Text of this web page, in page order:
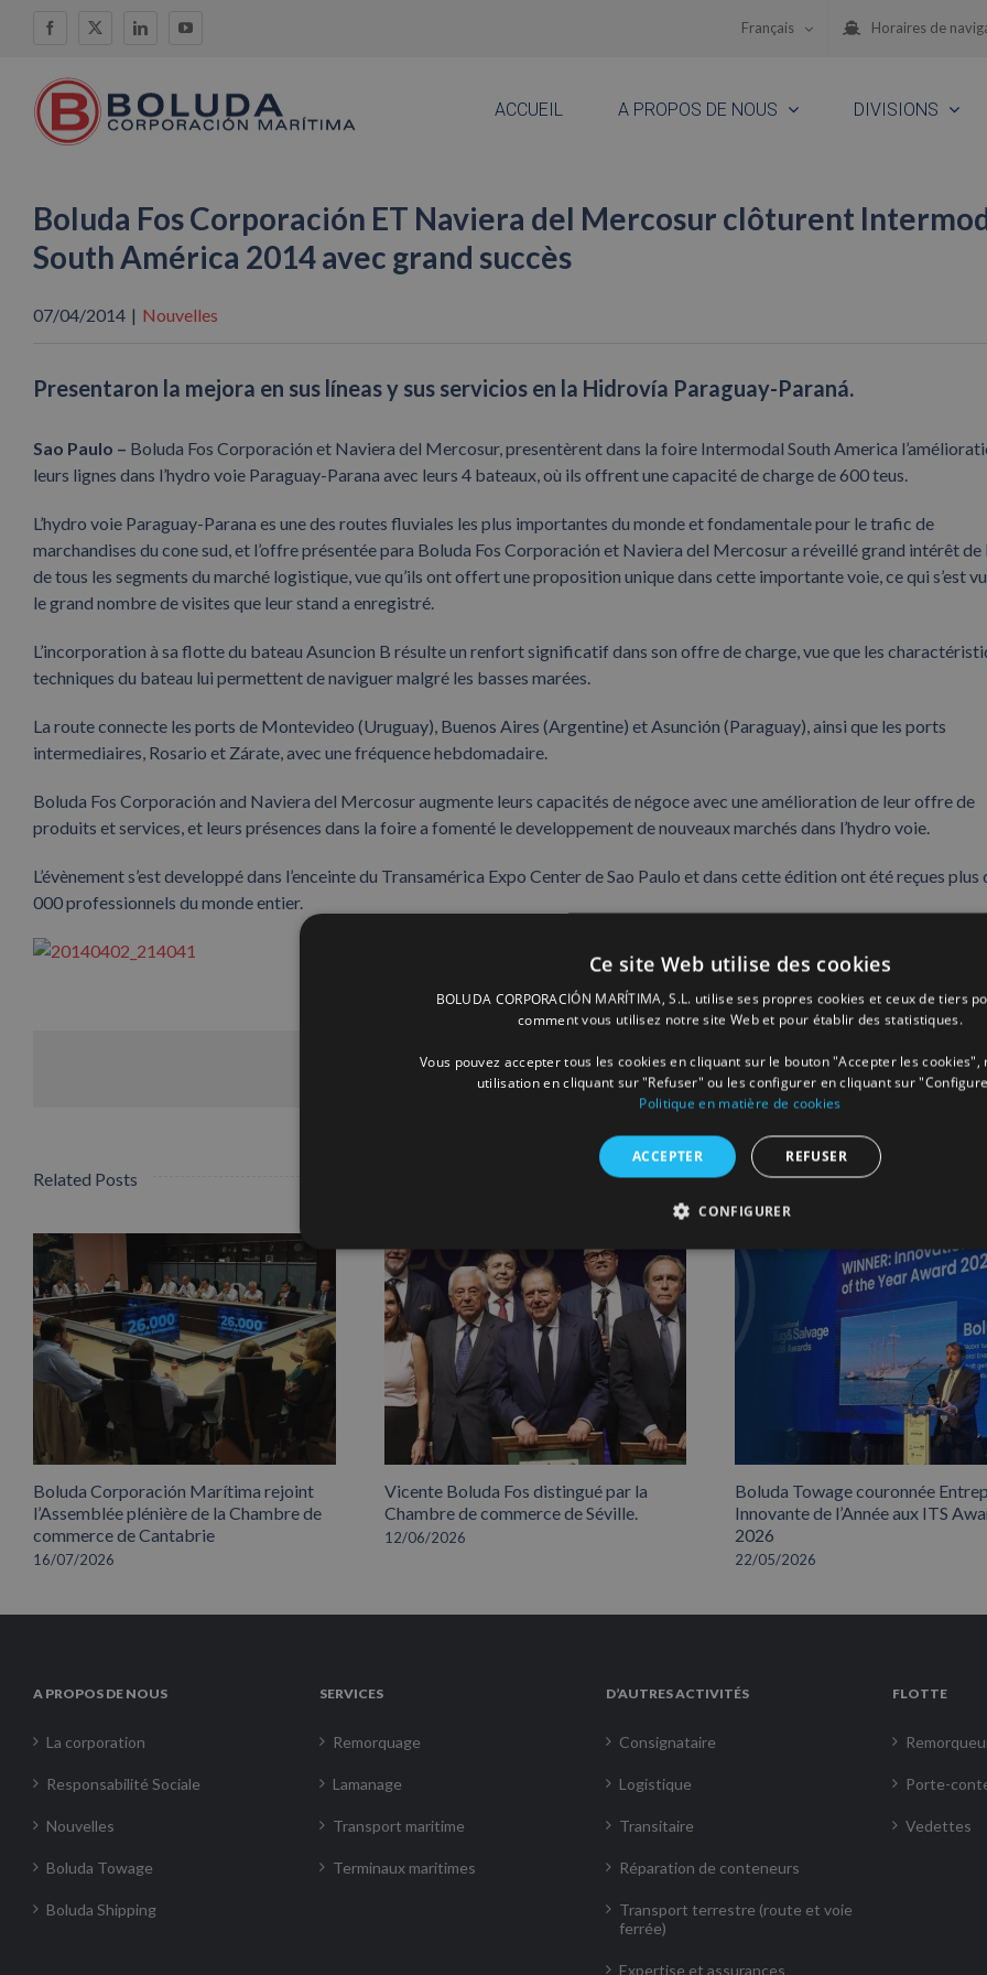
Facebook
X LinkedInYouTube Français Horaires de
ACCUEIL A PROPOS DE NOUS DIVISIONS
Boluda Fos Corporación ET Naviera del Mercosur clôturent
South América 2014 avec grand succès
07/04/2014 | Nouvelles
Presentaron la mejora en sus líneas y sus servicios en la Hidrovía Paraguay-Paraná.
Sao Paulo – Boluda Fos Corporación et Naviera del Mercosur, presentèrent dans la foire Intermodal South America
leurs lignes dans l’hydro voie Paraguay-Parana avec leurs 4 bateaux, où ils offrent une capacité de charge de 600 teus.
L’hydro voie Paraguay-Parana es une des routes fluviales les plus importantes du monde et fondamentale pour le trafic de
marchandises du cone sud, et l’offre présentée para Boluda Fos Corporación et Naviera del Mercosur a réveillé grand intérêt de
de tous les segments du marché logistique, vue qu’ils ont offert une proposition unique dans cette importante voie, ce qui s’est
le grand nombre de visites que leur stand a enregistré.
L’incorporation à sa flotte du bateau Asuncion B résulte un renfort significatif dans son offre de charge, vue que les
techniques du bateau lui permettent de naviguer malgré les basses marées.
La route connecte les ports de Montevideo (Uruguay), Buenos Aires (Argentine) et Asunción (Paraguay), ainsi que les ports
intermediaires, Rosario et Zárate, avec une fréquence hebdomadaire.
Boluda Fos Corporación and Naviera del Mercosur augmente leurs capacités de négoce avec une amélioration de leur offre de
produits et services, et leurs présences dans la foire a fomenté le developpement de nouveaux marchés dans l’hydro voie.
L’évènement s’est developpé dans l’enceinte du Transamérica Expo Center de Sao Paulo et dans cette édition ont été reçues plus
000 professionnels du monde entier.
Facebook LinkedIn
Related Posts
Boluda Corporación Marítima rejoint
l’Assemblée plénière de la Chambre de
commerce de Cantabrie
16/07/2026
Vicente Boluda Fos distingué par la
Chambre de commerce de Séville.
12/06/2026
Boluda Towage couronnée
Innovante de l’Année aux ITS
2026
22/05/2026
A PROPOS DE NOUS
La corporation
Responsabilité Sociale
Nouvelles
Boluda Towage
Boluda Shipping
SERVICES
Remorquage
Lamanage
Transport maritime
Terminaux maritimes
D’AUTRES ACTIVITÉS
Consignataire
Logistique
Transitaire
Réparation de conteneurs
Transport terrestre (route et voie
ferrée)
Expertise et assurances
FLOTTE
Porte-
Vedettes
Ce site Web utilise des cookies
BOLUDA CORPORACIÓN MARÍTIMA, S.L. utilise ses propres cookies et ceux de tiers
comment vous utilisez notre site Web et pour établir des statistiques.
Vous pouvez accepter tous les cookies en cliquant sur le bouton "Accepter les
utilisation en cliquant sur "Refuser" ou les configurer en cliquant sur
Politique en matière de cookies
ACCEPTER REFUSER
CONFIGURER